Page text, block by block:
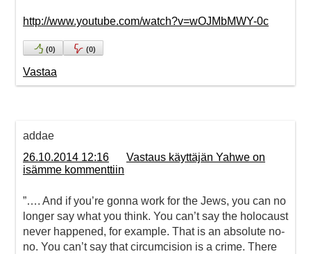
http://www.youtube.com/watch?v=wOJMbMWY-0c
(0) (0)
Vastaa
addae
26.10.2014 12:16
Vastaus käyttäjän Yahwe on
isämme kommenttiin
”…. And if you’re gonna work for the Jews, you can no
longer say what you think. You can’t say the holocaust
never happened, for example. That is an absolute no-
no. You can’t say that circumcision is a crime. There